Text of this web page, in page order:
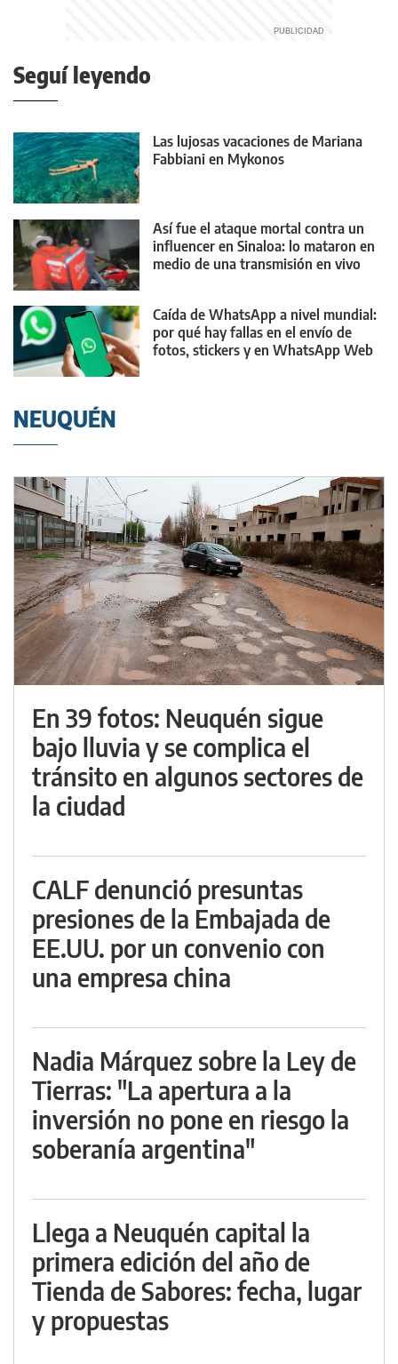
Seguí leyendo
Las lujosas vacaciones de Mariana
Fabbiani en Mykonos
Así fue el ataque mortal contra un
influencer en Sinaloa: lo mataron en
medio de una transmisión en vivo
Caída de WhatsApp a nivel mundial:
por qué hay fallas en el envío de
fotos, stickers y en WhatsApp Web
NEUQUÉN
En 39 fotos: Neuquén sigue
bajo lluvia y se complica el
tránsito en algunos sectores de
la ciudad
CALF denunció presuntas
presiones de la Embajada de
EE.UU. por un convenio con
una empresa china
Nadia Márquez sobre la Ley de
Tierras: "La apertura a la
inversión no pone en riesgo la
soberanía argentina"
Llega a Neuquén capital la
primera edición del año de
Tienda de Sabores: fecha, lugar
y propuestas